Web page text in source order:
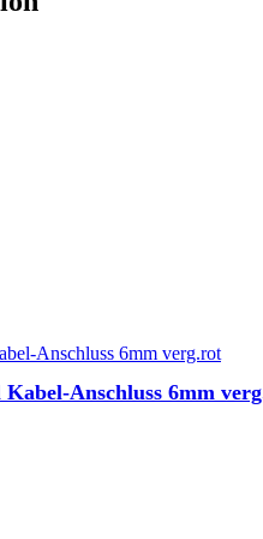
Anschluss 6mm